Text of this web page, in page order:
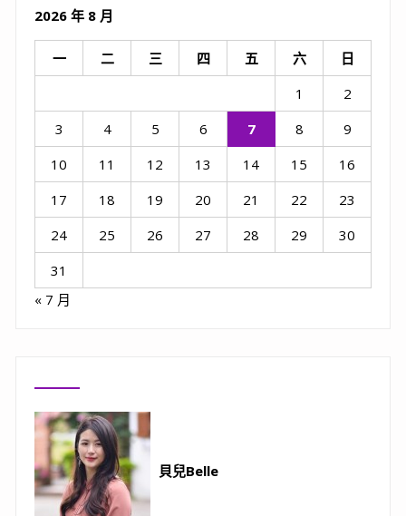
2026 年 8 月
一 二 三 四 五 六
日
1
2
3
4 5 6 7 8
9
10
11 12 13 14 15
16
17
18 19 20 21 22
23
24
25 26 27 28 29
30
31
« 7 月
貝兒Belle